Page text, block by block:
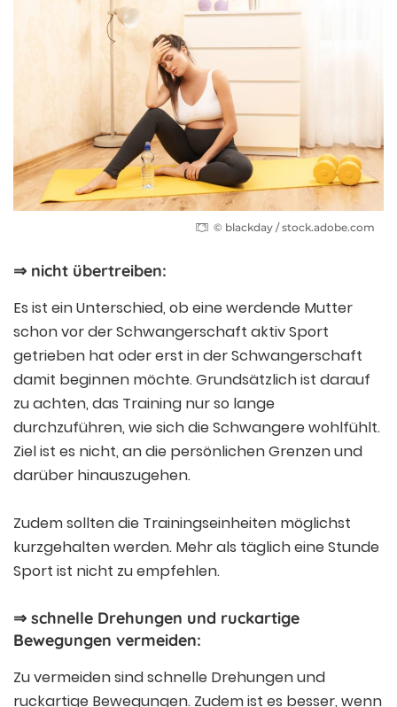
© blackday / stock.adobe.com
⇒ nicht übertreiben:
Es ist ein Unterschied, ob eine werdende Mutter
schon vor der Schwangerschaft aktiv Sport
getrieben hat oder erst in der Schwangerschaft
damit beginnen möchte. Grundsätzlich ist darauf
zu achten, das Training nur so lange
durchzuführen, wie sich die Schwangere wohlfühlt.
Ziel ist es nicht, an die persönlichen Grenzen und
darüber hinauszugehen.
Zudem sollten die Trainingseinheiten möglichst
kurzgehalten werden. Mehr als täglich eine Stunde
Sport ist nicht zu empfehlen.
⇒ schnelle Drehungen und ruckartige
Bewegungen vermeiden:
Zu vermeiden sind schnelle Drehungen und
ruckartige Bewegungen. Zudem ist es besser, wenn